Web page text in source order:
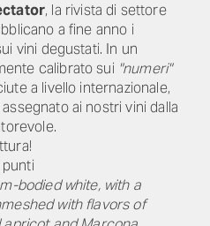
, la rivista di settore
a fine anno i
vini degustati. In un
calibrato sui "numeri"
a livello internazionale,
ai nostri vini dalla
bodied white, with a
with flavors of